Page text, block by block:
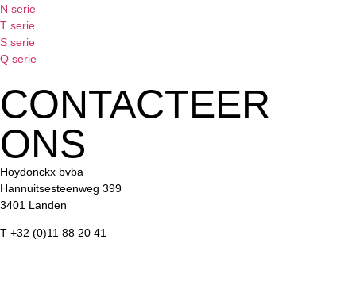
N serie
T serie
S serie
Q serie
CONTACTEER
ONS
Hoydonckx bvba
Hannuitsesteenweg 399
3401 Landen
T +32 (0)11 88 20 41